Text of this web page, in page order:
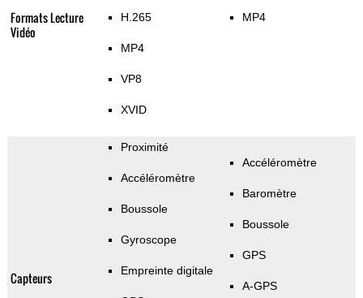
Formats Lecture
Vidéo
H.265
MP4
VP8
XVID
MP4
Capteurs
Proximité
Accéléromètre
Boussole
Gyroscope
Empreinte digitale
Accéléromètre
Baromètre
Boussole
GPS
A-GPS